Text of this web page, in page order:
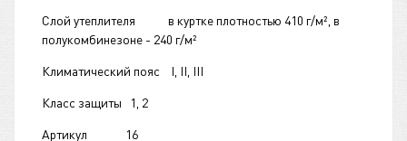
Слой утеплителя в куртке плотностью 410 г/м², в
полукомбинезоне - 240 г/м²
Климатический пояс I, II, III
Класс защиты 1, 2
Артикул 16